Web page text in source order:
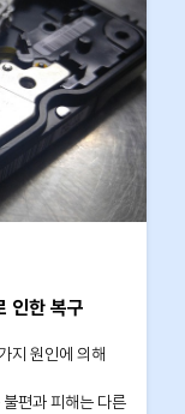
인한 복구
지 원인에 의해
편과 피해는 다른